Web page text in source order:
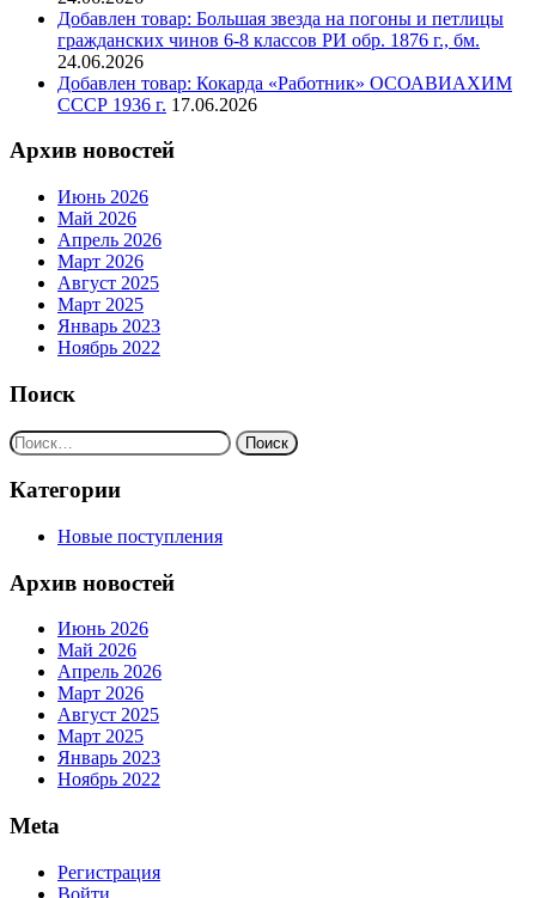
Добавлен товар: Большая звезда на погоны и петлицы
гражданских чинов 6-8 классов РИ обр. 1876 г., бм.
24.06.2026
Добавлен товар: Кокарда «Работник» ОСОАВИАХИМ
СССР 1936 г. 17.06.2026
Архив новостей
Июнь 2026
Май 2026
Апрель 2026
Март 2026
Август 2025
Март 2025
Январь 2023
Ноябрь 2022
Поиск
Найти:
Категории
Новые поступления
Архив новостей
Июнь 2026
Май 2026
Апрель 2026
Март 2026
Август 2025
Март 2025
Январь 2023
Ноябрь 2022
Meta
Регистрация
Войти